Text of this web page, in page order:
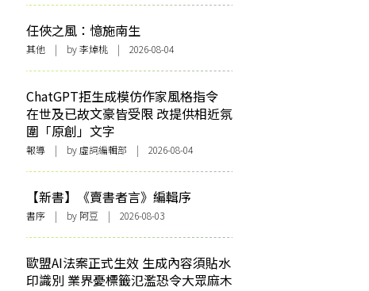
任俠之風：憶施南生
其他 | by 李焯桃 | 2026-08-04
ChatGPT拒生成模仿作家風格指令
在世及已故文豪皆受限 改提供相近氛
圍「原創」文字
報導 | by 虛詞編輯部 | 2026-08-04
【新書】《賣書者言》編輯序
書序 | by 阿豆 | 2026-08-03
歐盟AI法案正式生效 生成內容須貼水
印識別 業界憂標籤氾濫恐令大眾麻木